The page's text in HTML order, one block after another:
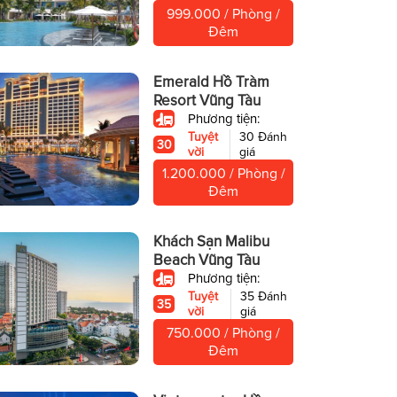
999.000 / Phòng /
Đêm
Emerald Hồ Tràm
Resort Vũng Tàu
Phương tiện:
30
Tuyệt
vời
30 Đánh
giá
1.200.000 / Phòng /
Đêm
Khách Sạn Malibu
Beach Vũng Tàu
Phương tiện:
35
Tuyệt
vời
35 Đánh
giá
750.000 / Phòng /
Đêm